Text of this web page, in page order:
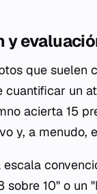
y
que suelen
un
acierta 15
y, a menudo,
10" o un